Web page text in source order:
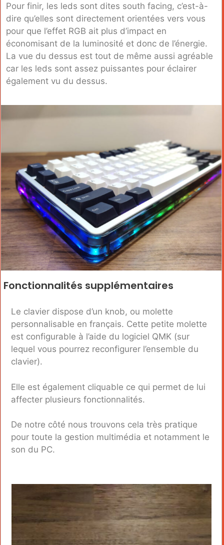
Pour finir, les leds sont dites south facing, c’est-à-
dire qu’elles sont directement orientées vers vous
pour que l’effet RGB ait plus d’impact en
économisant de la luminosité et donc de l’énergie.
La vue du dessus est tout de même aussi agréable
car les leds sont assez puissantes pour éclairer
également vu du dessus.
Fonctionnalités supplémentaires
Le clavier dispose d’un knob, ou molette
personnalisable en français. Cette petite molette
est configurable à l’aide du logiciel QMK (sur
lequel vous pourrez reconfigurer l’ensemble du
clavier).
Elle est également cliquable ce qui permet de lui
affecter plusieurs fonctionnalités.
De notre côté nous trouvons cela très pratique
pour toute la gestion multimédia et notamment le
son du PC.